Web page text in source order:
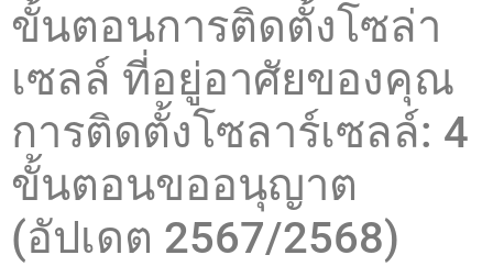
ขั้นตอนการติดตั้งโซล่า
เซลล์ ที่อยู่อาศัยของคุณ
การติดตั้งโซลาร์เซลล์: 4
ขั้นตอนขออนุญาต
(อัปเดต 2567/2568)